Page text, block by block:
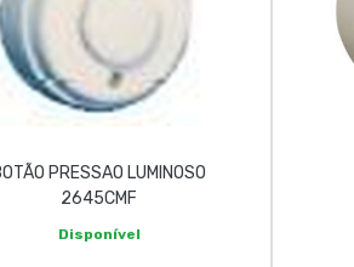
PRESSAO LUMINOSO
2645CMF
Disponível